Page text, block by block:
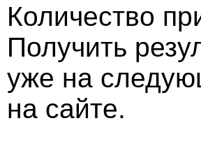
Количество
Получить
уже на
на сайте.